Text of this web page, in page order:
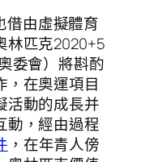
借由虛擬體育
林匹克2020+5
委會）將斟酌
，在奧運項目
活動的成長并
動，經由過程
，在年青人傍